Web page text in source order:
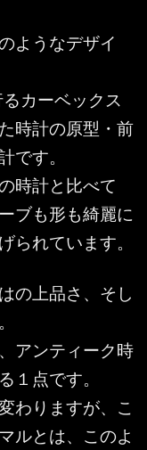
ようなデザイ
カーベックス
時計の原型・前
です。
時計と比べて
ブも形も綺麗に
られています。
の上品さ、そし
アンティーク時
１点です。
わりますが、こ
ルとは、このよ